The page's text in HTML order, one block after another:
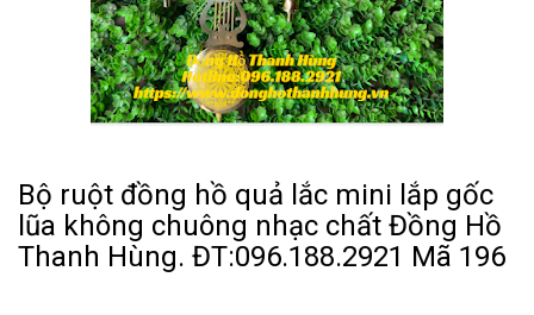
Bộ ruột đồng hồ quả lắc mini lắp gốc
lũa không chuông nhạc chất Đồng Hồ
Thanh Hùng. ĐT:096.188.2921 Mã 196